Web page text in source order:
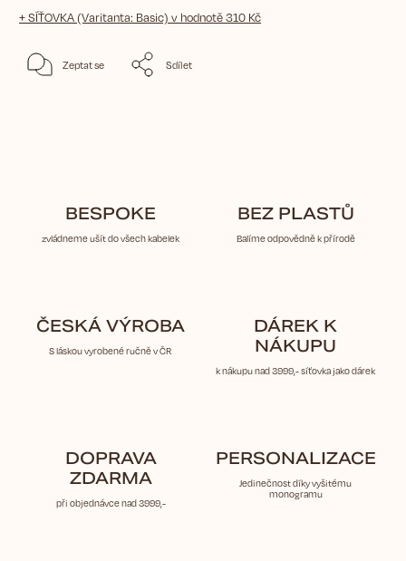
+ SÍŤOVKA (Varitanta: Basic) v hodnotě 310 Kč
Zeptat se Sdílet
BESPOKE
zvládneme ušít do všech kabelek
BEZ PLASTŮ
Balíme odpovědně k přírodě
ČESKÁ VÝROBA
S láskou vyrobené ručně v ČR
DÁREK K
NÁKUPU
k nákupu nad 3999,- síťovka jako dárek
DOPRAVA
ZDARMA
při objednávce nad 3999,-
PERSONALIZACE
Jedinečnost díky vyšitému
monogramu